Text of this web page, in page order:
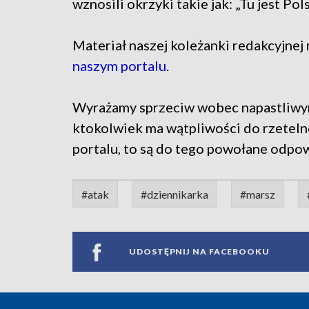
wznosili okrzyki takie jak: „Tu jest
Materiał naszej koleżanki
naszym portalu.
Wyrażamy sprzeciw wobec
ktokolwiek ma wątpliwości do
portalu, to są do tego powołane
#atak #dziennikarka #marsz
UDOSTĘPNIJ NA FACEBOOKU